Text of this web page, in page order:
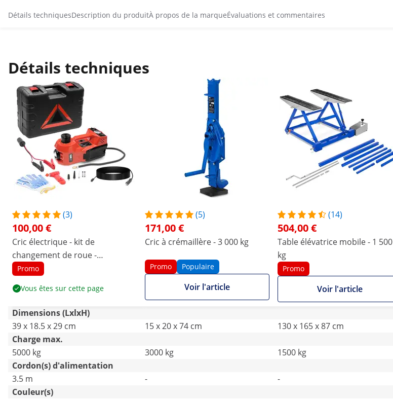
Détails techniquesDescription du produitÀ propos de la marqueÉvaluations et commentaires
Détails techniques
(3)
100,00 €
Cric électrique - kit de
changement de roue -
multifonction
Promo
Vous êtes sur cette page
(5)
171,00 €
Cric à crémaillère - 3 000 kg
Promo Populaire
Voir l'article
(14)
504,00 €
Table élévatrice mobile - 1 500
kg
Promo
Voir l'article
Dimensions (LxlxH)
39 x 18.5 x 29 cm
15 x 20 x 74 cm 130 x 165 x 87 cm
Charge max.
5000 kg
3000 kg 1500 kg
Cordon(s) d'alimentation
3.5 m
- -
Couleur(s)